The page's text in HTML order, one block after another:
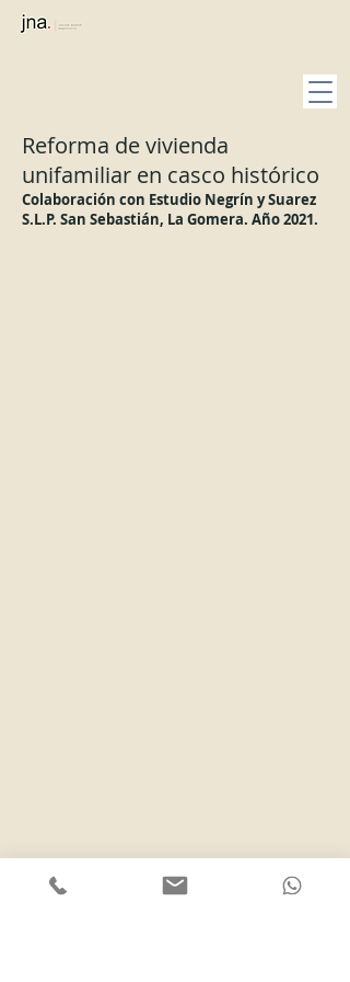
Reforma de vivienda
unifamiliar en casco histórico
Colaboración con Estudio Negrín y Suarez
S.L.P. San Sebastián, La Gomera. Año 2021.